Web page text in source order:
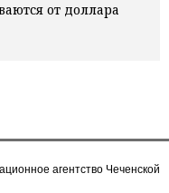
от доллара
агентство Чеченской